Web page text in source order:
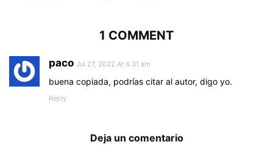
1 COMMENT
paco Jul 27, 2022 At 4:31 am
buena copiada, podrías citar al autor, digo yo.
Reply
Deja un comentario